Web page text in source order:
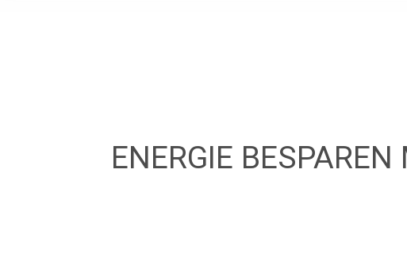
ENERGIE